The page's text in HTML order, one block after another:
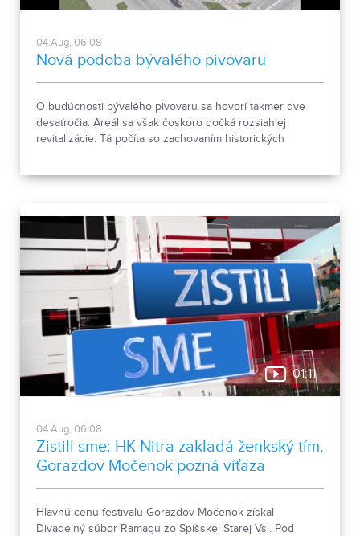
04.Aug, 06:08
Nová podoba bývalého pivovaru
O budúcnosti bývalého pivovaru sa hovorí takmer dve
desaťročia. Areál sa však čoskoro dočká rozsiahlej
revitalizácie. Tá počíta so zachovaním historických
01:11
04.Aug, 06:08
Zistili sme: HK Nitra zakladá ženkský tím.
Gorazdov Močenok pozná víťaza
Hlavnú cenu festivalu Gorazdov Močenok získal
Divadelný súbor Ramagu zo Spišskej Starej Vsi. Pod